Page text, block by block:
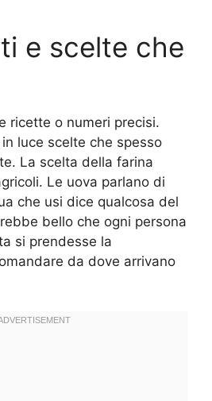
e scelte che
ricette o numeri precisi.
luce scelte che spesso
La scelta della farina
Le uova parlano di
che usi dice qualcosa del
bello che ogni persona
si prendesse la
da dove arrivano